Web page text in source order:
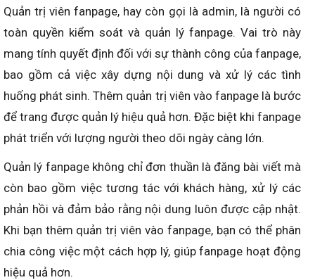
Quản trị viên fanpage, hay còn gọi là admin, là người có
toàn quyền kiểm soát và quản lý fanpage. Vai trò này
mang tính quyết định đối với sự thành công của fanpage,
bao gồm cả việc xây dựng nội dung và xử lý các tình
huống phát sinh. Thêm quản trị viên vào fanpage là bước
để trang được quản lý hiệu quả hơn. Đặc biệt khi fanpage
phát triển với lượng người theo dõi ngày càng lớn.
Quản lý fanpage không chỉ đơn thuần là đăng bài viết mà
còn bao gồm việc tương tác với khách hàng, xử lý các
phản hồi và đảm bảo rằng nội dung luôn được cập nhật.
Khi bạn thêm quản trị viên vào fanpage, bạn có thể phân
chia công việc một cách hợp lý, giúp fanpage hoạt động
hiệu quả hơn.